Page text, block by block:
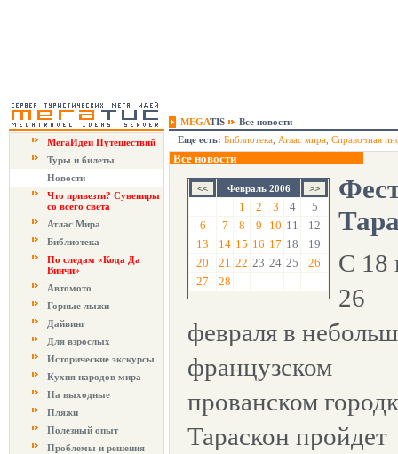
MEGATIS
Все новости
МегаИдеи Путешествий
Туры и билеты
Новости
Что привезти? Сувениры
со всего света
Атлас Мира
Библиотека
По следам «Кода Да
Винчи»
Автомото
Горные лыжи
Дайвинг
Для взрослых
Исторические экскурсы
Кухня народов мира
На выходные
Пляжи
Полезный опыт
Проблемы и решения
Еще есть: Библиотека Атлас мира Справочная
Все новости
Февраль 2006
1 2 3 4
5
6
7 8 9 10 11
12
13
14 15 16 17 18
19
20
21 22 23 24 25
26
27
28
С 18
26
февраля в
французском
прованском
Тараскон пройдет